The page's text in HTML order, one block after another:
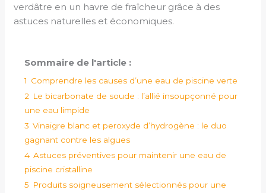
verdâtre en un havre de fraîcheur grâce à des
astuces naturelles et économiques.
Sommaire de l'article :
1 Comprendre les causes d’une eau de piscine verte
2 Le bicarbonate de soude : l’allié insoupçonné pour
une eau limpide
3 Vinaigre blanc et peroxyde d’hydrogène : le duo
gagnant contre les algues
4 Astuces préventives pour maintenir une eau de
piscine cristalline
5 Produits soigneusement sélectionnés pour une